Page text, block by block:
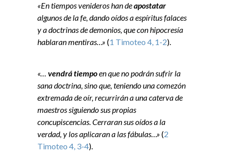
«En tiempos venideros han deapostatar
algunos de la fe, dando oídos a espíritus falaces
y a doctrinas de demonios, que con hipocresía
hablaran mentiras…» (1 Timoteo 4, 1-2).
«… vendrá tiempoen que no podrán sufrir la
sana doctrina, sino que, teniendo una comezón
extremada de oír, recurrirán a una caterva de
maestros siguiendo sus propias
concupiscencias. Cerraran sus oídos a la
verdad, y los aplicaran a las fábulas…» (2
Timoteo 4, 3-4).